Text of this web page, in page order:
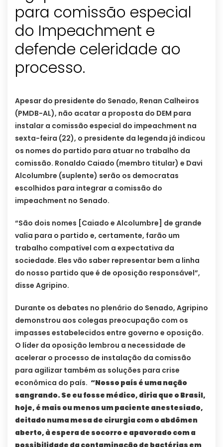
para comissão especial
do Impeachment e
defende celeridade ao
processo.
Apesar do presidente do Senado, Renan Calheiros
(PMDB-AL), não acatar a proposta do DEM para
instalar a comissão especial do impeachment na
sexta-feira (22), o presidente da legenda já indicou
os nomes do partido para atuar no trabalho da
comissão. Ronaldo Caiado (membro titular) e Davi
Alcolumbre (suplente) serão os democratas
escolhidos para integrar a comissão do
impeachment no Senado.
“São dois nomes [Caiado e Alcolumbre] de grande
valia para o partido e, certamente, farão um
trabalho compatível com a expectativa da
sociedade. Eles vão saber representar bem a linha
do nosso partido que é de oposição responsável”,
disse Agripino.
Durante os debates no plenário do Senado, Agripino
demonstrou aos colegas preocupação com os
impasses estabelecidos entre governo e oposição.
O líder da oposição lembrou a necessidade de
acelerar o processo de instalação da comissão
para agilizar também as soluções para crise
econômica do país. “Nosso país é uma nação
sangrando. Se eu fosse médico, diria que o Brasil,
hoje, é mais ou menos um paciente anestesiado,
deitado numa mesa de cirurgia com o abdômen
aberto, à espera de socorro e apavorado com a